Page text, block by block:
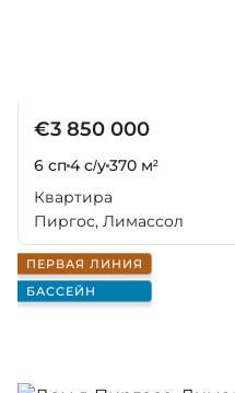
€3 850 000
6 сп4 с/у370 м²
Квартира
Пиргос, Лимассол
ПЕРВАЯ ЛИНИЯ
БАССЕЙН